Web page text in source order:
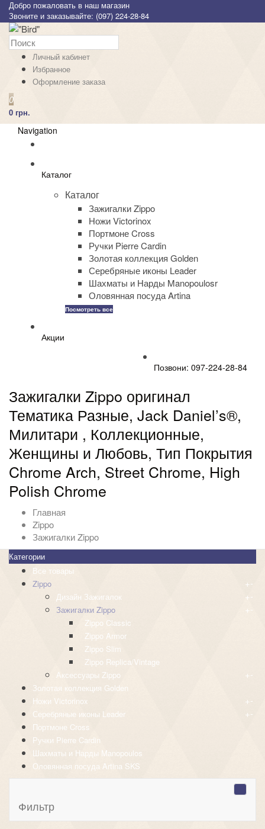
Добро пожаловать в наш магазин
Звоните и заказывайте: (097) 224-28-84
Личный кабинет
Избранное
Оформление заказа
0
0 грн.
Navigation
Каталог
Каталог
Зажигалки Zippo
Ножи Victorinox
Портмоне Cross
Ручки Pierre Cardin
Золотая коллекция Golden
Серебряные иконы Leader
Шахматы и Нарды Manopoulosr
Оловянная посуда Artina
Посмотреть все
Акции
Позвони: 097-224-28-84
Зажигалки Zippo оригинал
Тематика Разные, Jack Daniel’s®,
Милитари , Коллекционные,
Женщины и Любовь, Тип Покрытия
Chrome Arch, Street Chrome, High
Polish Chrome
Главная
Zippo
Зажигалки Zippo
Категории
Все товары
Zippo
+-
Дизайн Зажигалок +-
Зажигалки Zippo +-
Zippo Classic
Zippo Armor
Zippo Slim
Zippo Replica/Vintage
Аксессуары Zippo
+-
Золотая коллекция Golden
Ножи Victorinox
+-
Серебряные иконы Leader +-
Портмоне Cross
Ручки Pierre Cardin
Шахматы и Нарды Manopoulos
Оловянная посуда Artina SKS
Фильтр